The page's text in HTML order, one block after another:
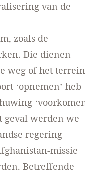
van de
zoals de
Die dienen
weg of het
‘opnemen’ heb
geval werden we
regering
missie
Betreffende